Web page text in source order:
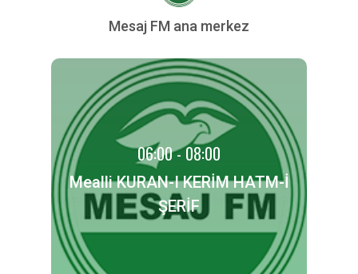
Mesaj FM ana merkez
06:00 - 08:00
Mealli KURAN-I KERİM HATM-İ
ŞERİF